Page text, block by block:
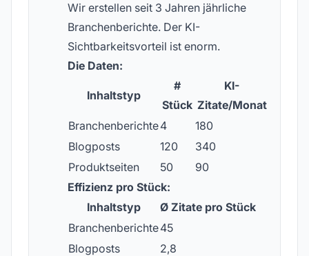
Wir erstellen seit 3 Jahren jährliche
Branchenberichte. Der KI-
Sichtbarkeitsvorteil ist enorm.
Die Daten:
Inhaltstyp
#
Stück
KI-
Zitate/Monat
Branchenberichte4
180
Blogposts
120
340
Produktseiten
50
90
Effizienz pro Stück:
Inhaltstyp
Ø Zitate pro Stück
Branchenberichte45
Blogposts
2,8